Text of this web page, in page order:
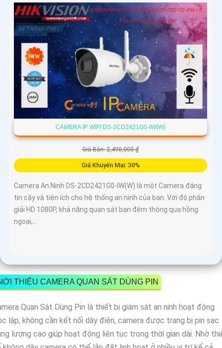
CAMERA IP WIFI DS-2CD2421G0-IW(W)
Giá Bán: 2,490,000 ₫
Giá Khuyến Mại: 30%
Camera An Ninh DS-2CD2421G0-IW(W) là một Camera đáng
tin cậy và tiện ích cho hệ thống an ninh của bạn. Với độ phân
giải HD 1080P, khả năng quan sát ban đêm thông qua hồng
ngoại,...
THIỆU CAMERA QUAN SÁT DÙNG PIN
Quan Sát Dùng Pin là thiết bị giám sát an ninh hoạt động
lập, không cần kết nối dây điện, camera được trang bị pin sạc
lượng cao giúp hoạt động liên tục trong thời gian dài. Nhờ